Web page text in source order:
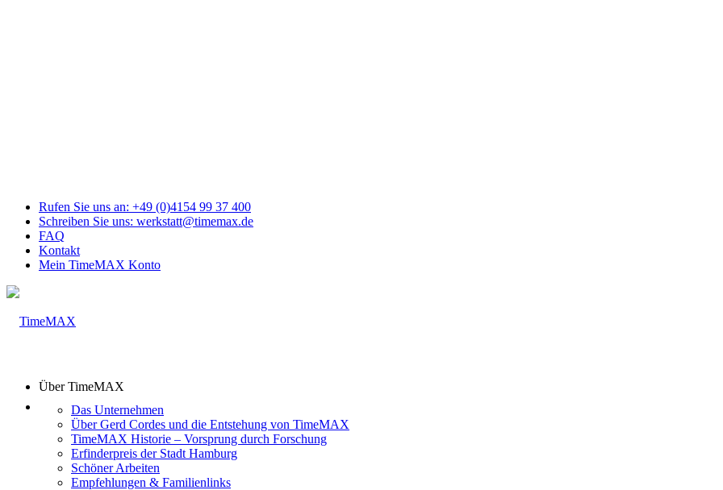
Rufen Sie uns an: +49 (0)4154 99 37 400
Schreiben Sie uns: werkstatt@timemax.de
FAQ
Kontakt
Mein TimeMAX Konto
Über TimeMAX
Das Unternehmen
Über Gerd Cordes und die Entstehung von TimeMAX
TimeMAX Historie – Vorsprung durch Forschung
Erfinderpreis der Stadt Hamburg
Schöner Arbeiten
Empfehlungen & Familienlinks